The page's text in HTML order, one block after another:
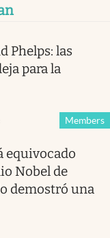
Phelps: las
para la
Members
equivocado
Nobel de
demostró una